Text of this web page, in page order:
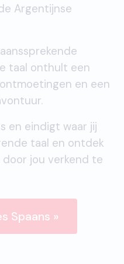
Argentijnse
taal onthult een
en een
en eindigt waar jij
taal en ontdek
jou verkend te
Spaans »